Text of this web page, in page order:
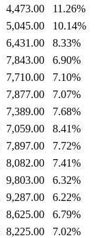
4,473.00 11.26%
5,045.00 10.14%
6,431.00 8.33%
7,843.00 6.90%
7,710.00 7.10%
7,877.00 7.07%
7,389.00 7.68%
7,059.00 8.41%
7,897.00 7.72%
8,082.00 7.41%
9,803.00 6.32%
9,287.00 6.22%
8,625.00 6.79%
8,225.00 7.02%